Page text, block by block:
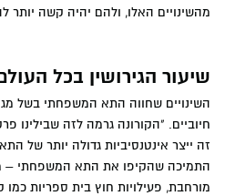
מהשינויים האלו, ולהם יהיה קשה
שיעור הגירושין בכל
השינויים שחווה התא המשפחתי בשל
חיוביים. "הקורונה גרמה לזה שבילינו
זה ייצר אינטנסיביות גדולה יותר של
התמיכה שהקיפו את התא המשפחתי –
מורחבת, פעילויות חוץ בית ספריות כמו